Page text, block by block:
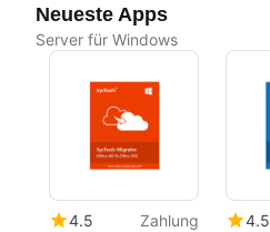
Neueste Apps
Server für Windows
4.5 Zahlung 4.5